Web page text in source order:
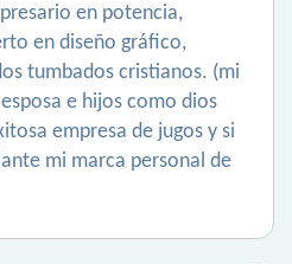
en potencia,
en diseño gráfico,
tumbados cristianos. (mi
e hijos como dios
empresa de jugos y si
mi marca personal de